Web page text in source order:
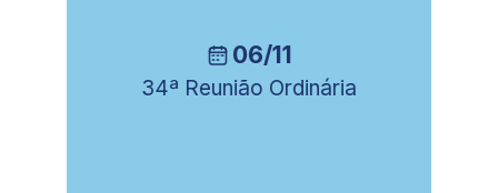
06/11
34ª Reunião Ordinária